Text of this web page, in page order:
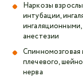
Наркозы
интубации,
анестезии
Спинномозговая
плечевого,
нерва